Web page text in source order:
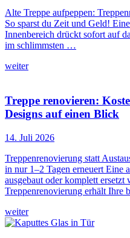
Alte Treppe aufpeppen:
So sparst du Zeit und Geld!
Innenbereich drückt sofort auf
im schlimmsten …
weiter
Treppe renovieren:
Designs auf einen Blick
14. Juli 2026
Treppenrenovierung statt
in nur 1–2 Tagen erneuert Eine
ausgebaut oder komplett
Treppenrenovierung erhält Ihre
weiter